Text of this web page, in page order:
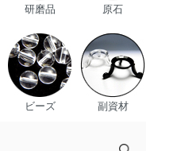
研磨品 原石
ビーズ 副資材